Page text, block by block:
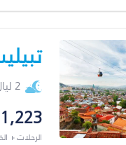
2 ليال
الرحلات +